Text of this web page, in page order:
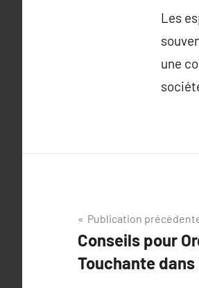
Les
une
Navigation
de
l’article
Publication
Conseils pour
Touchante dans